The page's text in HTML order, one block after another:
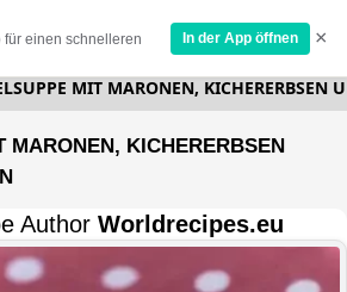
für einen schnelleren
In der App öffnen ×
MIT MARONEN, KICHERERBSEN
MARONEN, KICHERERBSEN
Author Worldrecipes.eu